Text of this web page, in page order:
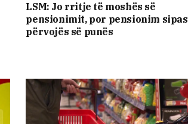
LSM: Jo rritje të moshës së
pensionimit, por pensionim sipas
përvojës së punës